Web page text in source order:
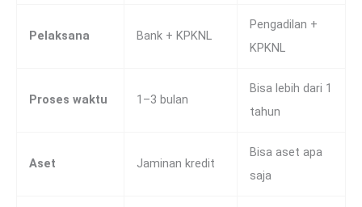
Pelaksana Bank + KPKNL
Pengadilan +
KPKNL
Proses waktu 1–3 bulan
Bisa lebih dari 1
tahun
Aset Jaminan kredit
Bisa aset apa
saja